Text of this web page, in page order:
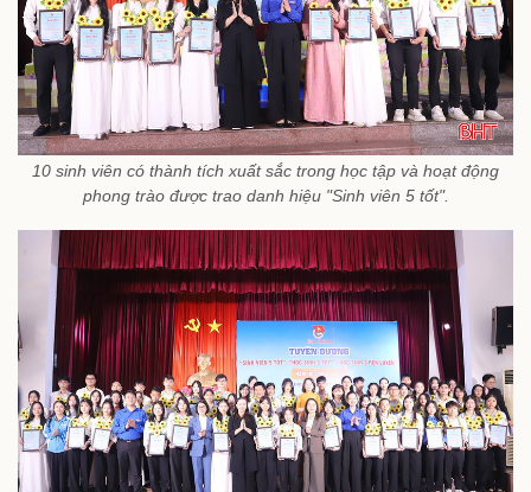
10 sinh viên có thành tích xuất sắc trong học tập và hoạt động
phong trào được trao danh hiệu "Sinh viên 5 tốt".